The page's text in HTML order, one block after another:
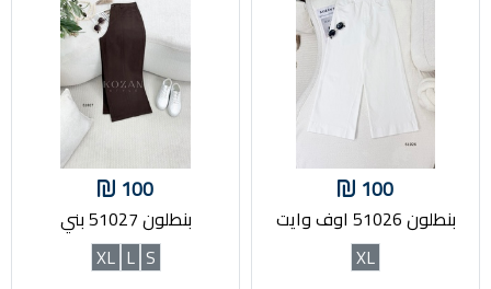
100
بنطلون 51026 اوف وايت
XL
100
بنطلون 51027 بني
S
L
XL